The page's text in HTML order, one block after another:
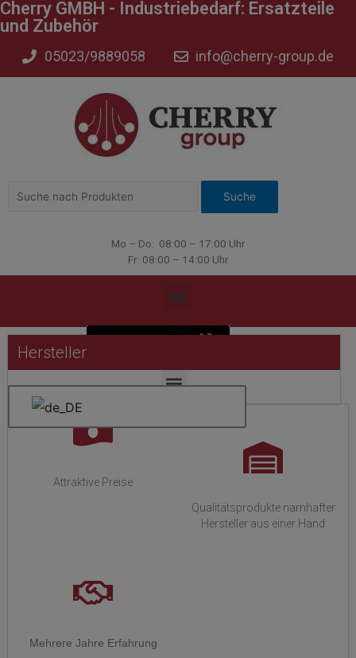
Cherry GMBH - Industriebedarf: Ersatzteile
und Zubehör
05023/9889058 info@cherry-group.de
Mo – Do: 08:00 – 17:00 Uhr
Fr: 08:00 – 14:00 Uhr
Hersteller
Attraktive Preise
Qualitätsprodukte namhafter
Hersteller aus einer Hand
Mehrere Jahre Erfahrung